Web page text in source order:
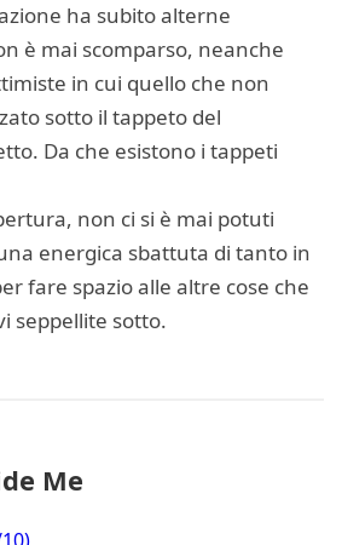
ha subito alterne
è mai scomparso, neanche
in cui quello che non
sotto il tappeto del
Da che esistono i tappeti
non ci si è mai potuti
energica sbattuta di tanto in
fare spazio alle altre cose che
seppellite sotto.
Me